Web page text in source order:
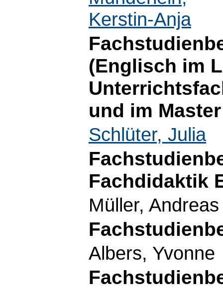
Kerstin-Anja
(Englisch im
und im
Schlüter, Julia
Fachdidaktik
Müller, Andreas
Albers, Yvonne